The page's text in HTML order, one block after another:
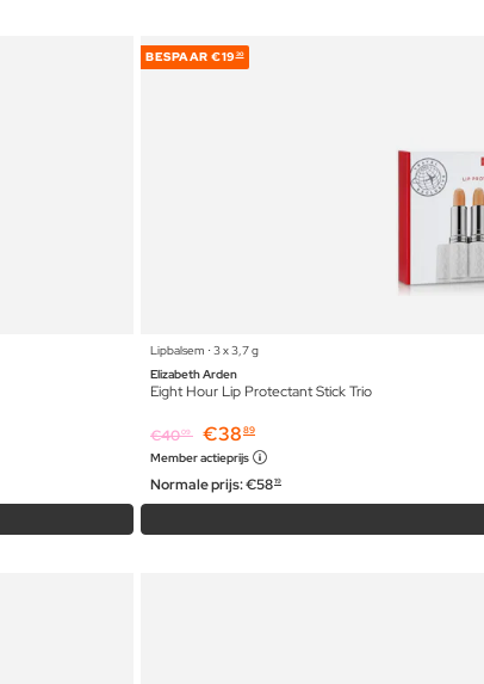
BESPAAR €19 30
Lipbalsem ⋅ 3 x 3,7 g
Elizabeth Arden
Eight Hour Lip Protectant Stick Trio
€4009 €38 89
Member actieprijs
Normale prijs:€5819